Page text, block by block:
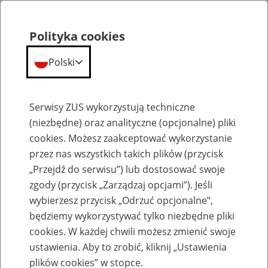
Komunikaty
Komunikaty techniczne
Polityka cookies
Polski
Serwisy ZUS wykorzystują techniczne
(niezbędne) oraz analityczne (opcjonalne) pliki
cookies. Możesz zaakceptować wykorzystanie
przez nas wszystkich takich plików (przycisk
„Przejdź do serwisu”) lub dostosować swoje
zgody (przycisk „Zarządzaj opcjami”). Jeśli
wybierzesz przycisk „Odrzuć opcjonalne”,
będziemy wykorzystywać tylko niezbędne pliki
cookies. W każdej chwili możesz zmienić swoje
ustawienia. Aby to zrobić, kliknij „Ustawienia
plików cookies” w stopce.